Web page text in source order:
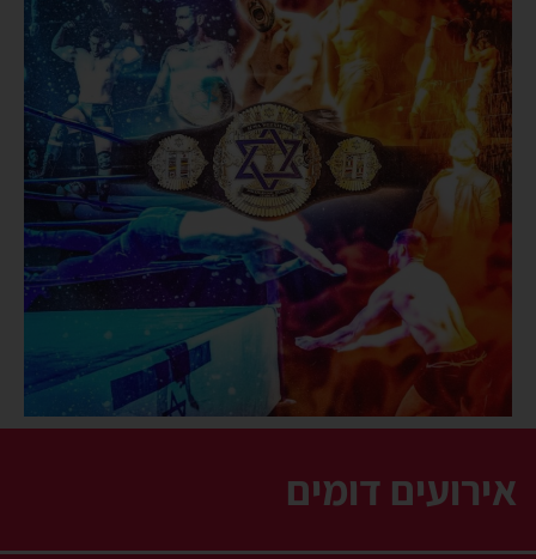
אירועים דומים